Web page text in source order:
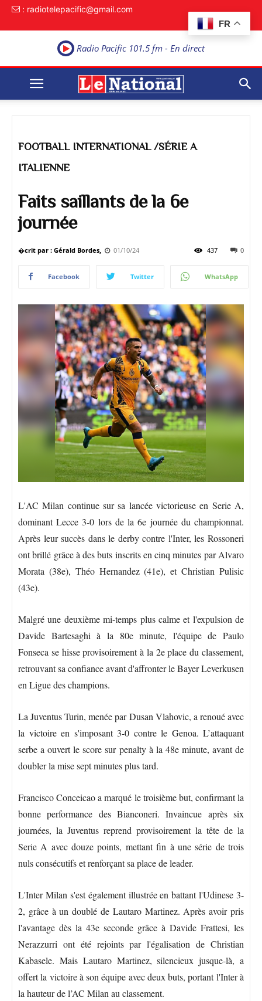
FR
: radiotelepacific@gmail.com
Radio Pacific 101.5 fm - En direct
FOOTBALL INTERNATIONAL /SÉRIE A
ITALIENNE
Faits saillants de la 6e
journée
�crit par : Gérald Bordes, 01/10/24 0
437
Facebook Twitter WhatsApp
L'AC Milan continue sur sa lancée victorieuse en Serie A,
dominant Lecce 3-0 lors de la 6e journée du championnat.
Après leur succès dans le derby contre l'Inter, les Rossoneri
ont brillé grâce à des buts inscrits en cinq minutes par Alvaro
Morata (38e), Théo Hernandez (41e), et Christian Pulisic
(43e).
Malgré une deuxième mi-temps plus calme et l'expulsion de
Davide Bartesaghi à la 80e minute, l'équipe de Paulo
Fonseca se hisse provisoirement à la 2e place du classement,
retrouvant sa confiance avant d'affronter le Bayer Leverkusen
en Ligue des champions.
La Juventus Turin, menée par Dusan Vlahovic, a renoué avec
la victoire en s'imposant 3-0 contre le Genoa. L’attaquant
serbe a ouvert le score sur penalty à la 48e minute, avant de
doubler la mise sept minutes plus tard.
Francisco Conceicao a marqué le troisième but, confirmant la
bonne performance des Bianconeri. Invaincue après six
journées, la Juventus reprend provisoirement la tête de la
Serie A avec douze points, mettant fin à une série de trois
nuls consécutifs et renforçant sa place de leader.
L'Inter Milan s'est également illustrée en battant l'Udinese 3-
2, grâce à un doublé de Lautaro Martinez. Après avoir pris
l'avantage dès la 43e seconde grâce à Davide Frattesi, les
Nerazzurri ont été rejoints par l'égalisation de Christian
Kabasele. Mais Lautaro Martinez, silencieux jusque-là, a
offert la victoire à son équipe avec deux buts, portant l'Inter à
la hauteur de l’AC Milan au classement.